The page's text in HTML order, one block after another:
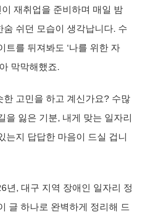
재취업을 준비하며 매일 밤
숨 쉬던 모습이 생각납니다. 수
트를 뒤져봐도 ‘나를 위한 자
막막해했죠.
한 고민을 하고 계신가요? 수많
을 잃은 기분, 내게 맞는 일자리
는지 답답한 마음이 드실 겁니
년, 대구 지역 장애인 일자리 정
글 하나로 완벽하게 정리해 드